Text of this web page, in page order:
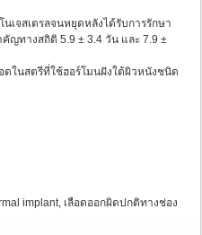
จสเตรลจนหยุดหลังได้รับการรักษา
ญทางสถิติ 5.9 ± 3.4 วัน และ 7.9 ±
ดในสตรีที่ใช้ฮอร์โมนฝังใต้ผิวหนังชนิด
implant, เลือดออกผิดปกติทางช่อง